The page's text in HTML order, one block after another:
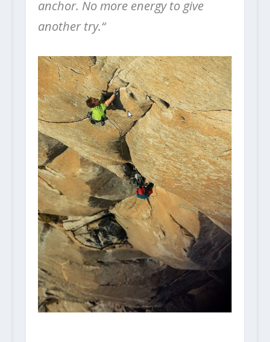
anchor. No more energy to give
another try.“